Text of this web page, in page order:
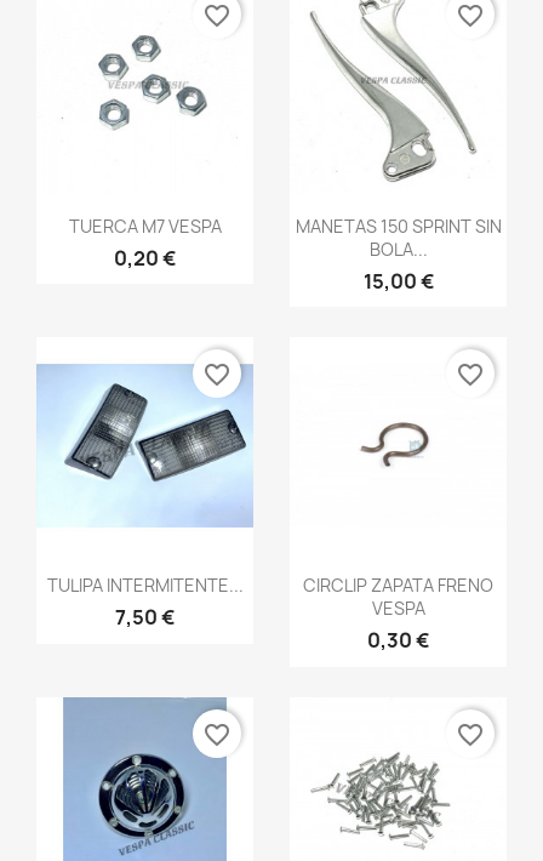
Vista rápida
TUERCA M7 VESPA
0,20 €
favorite_border
Vista rápida
MANETAS 150 SPRINT SIN
BOLA...
15,00 €
favorite_border
 Vista rápida
TULIPA INTERMITENTE...
7,50 €
favorite_border
Vista rápida
CIRCLIP ZAPATA FRENO
VESPA
0,30 €
favorite_border
favorite_border favorite_border